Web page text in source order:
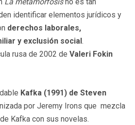
identificar elementos jurídicos y
derechos laborales,
y exclusión social.
rusa de 2002 de Valeri Fokin
Kafka (1991) de Steven
por Jeremy Irons que mezcla
Kafka con sus novelas.